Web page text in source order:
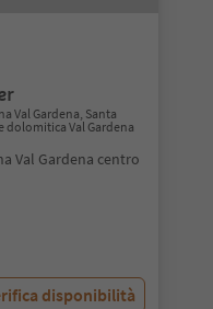
Val Gardena, Santa
dolomitica Val Gardena
Val Gardena centro
disponibilità